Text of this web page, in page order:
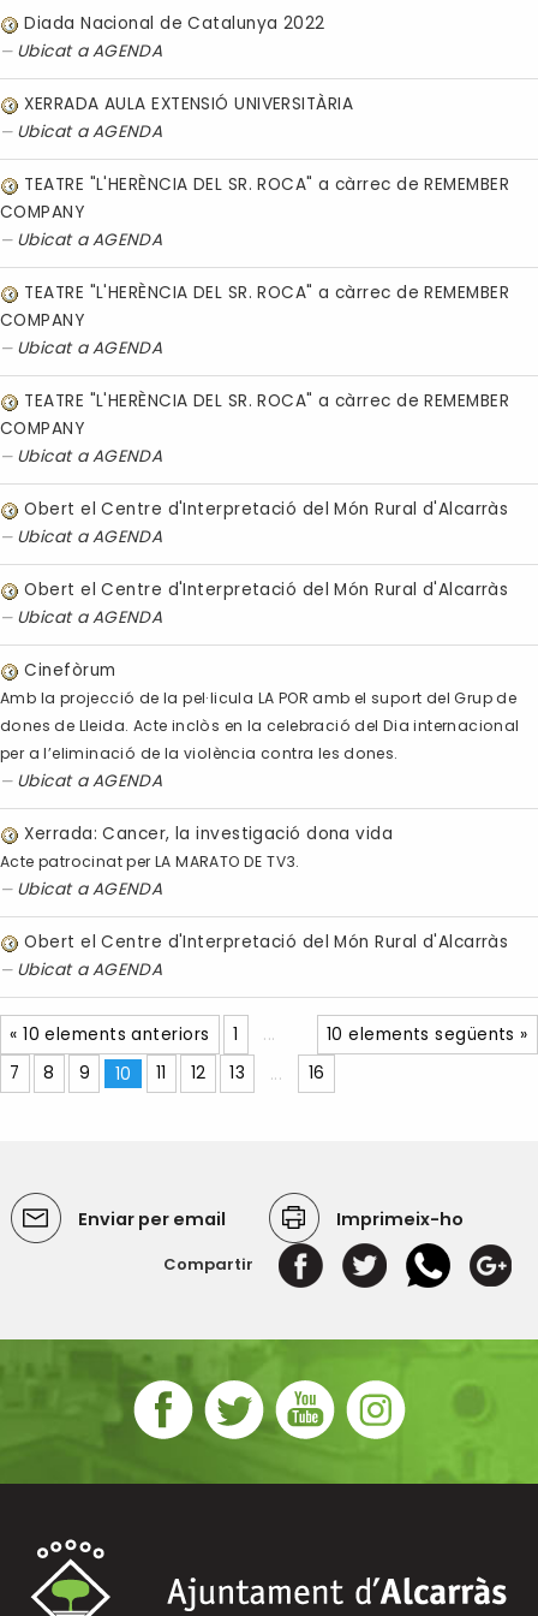
Diada Nacional de Catalunya 2022
Ubicat aAGENDA
XERRADA AULA EXTENSIÓ UNIVERSITÀRIA
Ubicat aAGENDA
TEATRE "L'HERÈNCIA DEL SR. ROCA" a càrrec de REMEMBER
COMPANY
Ubicat aAGENDA
TEATRE "L'HERÈNCIA DEL SR. ROCA" a càrrec de REMEMBER
COMPANY
Ubicat aAGENDA
TEATRE "L'HERÈNCIA DEL SR. ROCA" a càrrec de REMEMBER
COMPANY
Ubicat aAGENDA
Obert el Centre d'Interpretació del Món Rural d'Alcarràs
Ubicat aAGENDA
Obert el Centre d'Interpretació del Món Rural d'Alcarràs
Ubicat aAGENDA
Cinefòrum
Amb la projecció de la pel·licula LA POR amb el suport del Grup de
dones de Lleida. Acte inclòs en la celebració del Dia internacional
per a l’eliminació de la violència contra les dones.
Ubicat aAGENDA
Xerrada: Cancer, la investigació dona vida
Acte patrocinat per LA MARATO DE TV3.
Ubicat aAGENDA
Obert el Centre d'Interpretació del Món Rural d'Alcarràs
Ubicat aAGENDA
« 10 elements anteriors 10 elements següents »
1
...
7
8 9 10 11 12 13 ... 16
Enviar per email Imprimeix-ho
Compartir